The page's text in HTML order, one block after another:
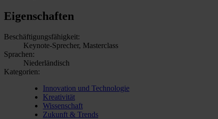
Eigenschaften
Beschäftigungsfähigkeit:
Keynote-Sprecher, Masterclass
Sprachen:
Niederländisch
Kategorien:
Innovation und Technologie
Kreativität
Wissenschaft
Zukunft & Trends